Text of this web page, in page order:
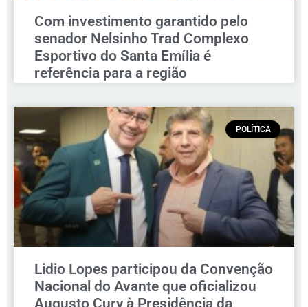
Com investimento garantido pelo
senador Nelsinho Trad Complexo
Esportivo do Santa Emília é
referência para a região
POLÍTICA
Lidio Lopes participou da Convenção
Nacional do Avante que oficializou
Augusto Cury à Presidência da